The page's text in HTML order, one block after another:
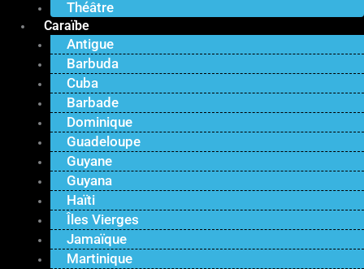
Théâtre
Caraïbe
Antigue
Barbuda
Cuba
Barbade
Dominique
Guadeloupe
Guyane
Guyana
Haïti
Îles Vierges
Jamaïque
Martinique